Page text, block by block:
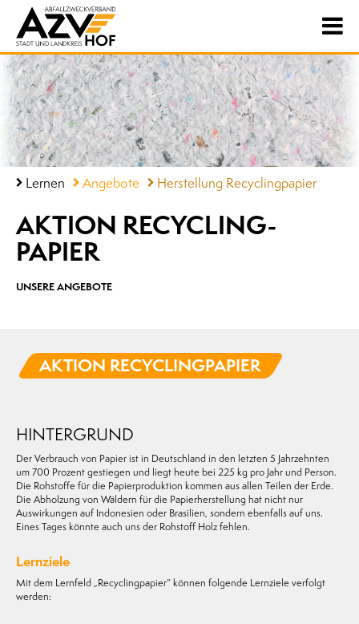
Lernen Angebote Herstellung Recyclingpapier
AKTION RECYCLING­
PAPIER
UNSERE ANGEBOTE
AKTION RECYCLING­PAPIER
HINTERGRUND
Der Verbrauch von Papier ist in Deutschland in den letzten 5 Jahrzehnten
um 700 Prozent gestiegen und liegt heute bei 225 kg pro Jahr und Person.
Die Rohstoffe für die Papierproduktion kommen aus allen Teilen der Erde.
Die Abholzung von Wäldern für die Papierherstellung hat nicht nur
Auswirkungen auf Indonesien oder Brasilien, sondern ebenfalls auf uns.
Eines Tages könnte auch uns der Rohstoff Holz fehlen.
Lernziele
Mit dem Lernfeld „Recyclingpapier“ können folgende Lernziele verfolgt
werden: